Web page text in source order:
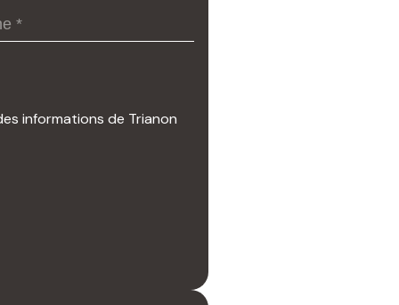
informations de Trianon